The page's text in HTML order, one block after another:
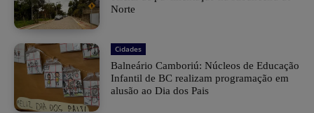
Norte
Cidades
Balneário Camboriú: Núcleos de Educação
Infantil de BC realizam programação em
alusão ao Dia dos Pais